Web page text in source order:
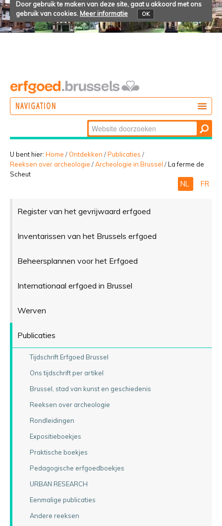
Door gebruik te maken van deze site, gaat u akkoord met ons
gebruik van cookies. Meer informatie OK
NAVIGATION
BELEVEN
Zoek
Geavanceerd
zoeken...
U bent hier: Home / Ontdekken /Publicaties /
Reeksen over archeologie /Archeologie in Brussel /La ferme de
Scheut
NL FR
Register van het gevrijwaard erfgoed
Inventarissen van het Brussels erfgoed
Beheersplannen voor het Erfgoed
Internationaal erfgoed in Brussel
Werven
Publicaties
Tijdschrift Erfgoed Brussel
Ons tijdschrift per artikel
Brussel, stad van kunst en geschiedenis
Reeksen over archeologie
Rondleidingen
Expositieboekjes
Praktische boekjes
Pedagogische erfgoedboekjes
URBAN RESEARCH
Eenmalige publicaties
Andere reeksen